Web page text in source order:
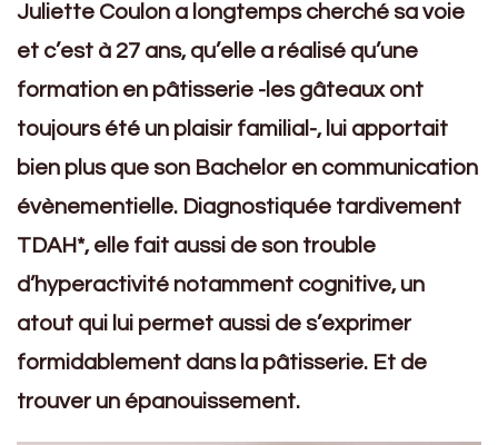
Juliette Coulon a longtemps cherché sa voie
et c’est à 27 ans, qu’elle a réalisé qu’une
formation en pâtisserie -les gâteaux ont
toujours été un plaisir familial-, lui apportait
bien plus que son Bachelor en communication
évènementielle. Diagnostiquée tardivement
TDAH*, elle fait aussi de son trouble
d’hyperactivité notamment cognitive, un
atout qui lui permet aussi de s’exprimer
formidablement dans la pâtisserie. Et de
trouver un épanouissement.